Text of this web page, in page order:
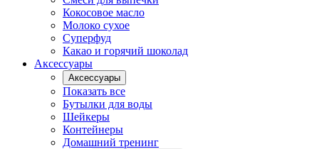
Кокосовое масло
Молоко сухое
Суперфуд
Какао и горячий шоколад
Аксессуары
Аксессуары
Показать все
Бутылки для воды
Шейкеры
Контейнеры
Домашний тренинг